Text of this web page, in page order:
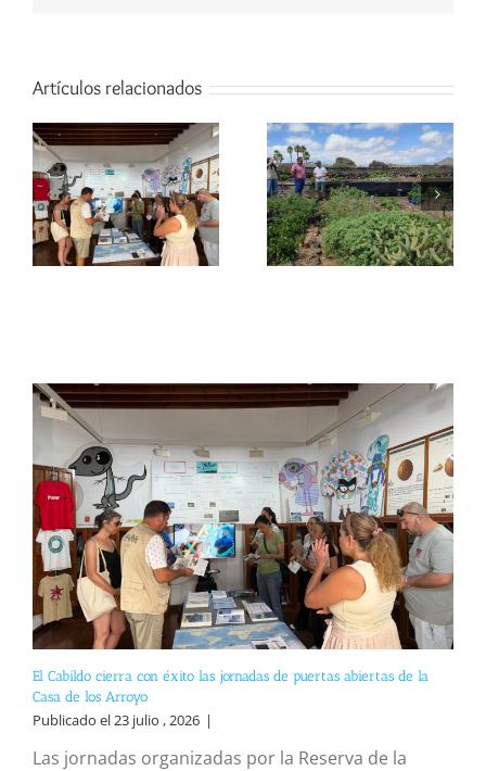
Artículos relacionados
El Cabildo cierra con éxito las jornadas de puertas abiertas de la
Casa de los Arroyo
Publicado el 23 julio , 2026 |
Las jornadas organizadas por la Reserva de la